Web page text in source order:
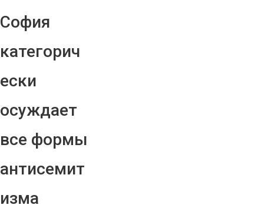
София
категорич
ески
осуждает
все формы
антисемит
изма